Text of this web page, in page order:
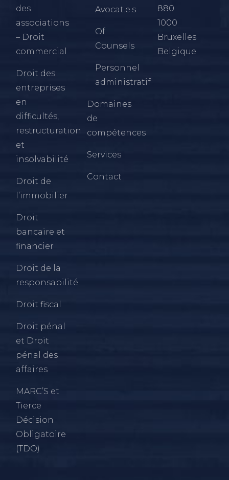
des
associations
– Droit
commercial
Droit des
entreprises
en
difficultés,
restructuration
et
insolvabilité
Droit de
l’immobilier
Droit
bancaire et
financier
Droit de la
responsabilité
Droit fiscal
Droit pénal
et Droit
pénal des
affaires
MARC’S et
Tierce
Décision
Obligatoire
(TDO)
Avocat.e.s
Of
Counsels
Personnel
administratif
Domaines
de
compétences
Services
Contact
880
1000
Bruxelles
Belgique